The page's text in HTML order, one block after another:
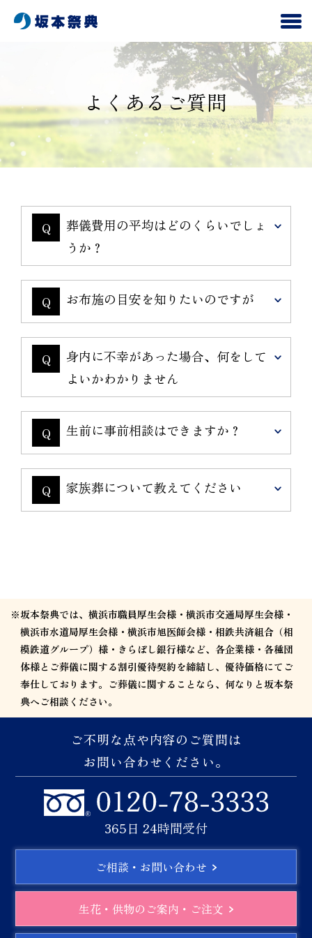
よくあるご質問
Q
葬儀費用の平均はどのくらいでしょ
うか？
Q お布施の目安を知りたいのですが
Q
身内に不幸があった場合、何をして
よいかわかりません
Q 生前に事前相談はできますか？
Q 家族葬について教えてください
※坂本祭典では、横浜市職員厚生会様・横浜市交通局厚生会様・
横浜市水道局厚生会様・横浜市旭医師会様・相鉄共済組合（相
模鉄道グループ）様・きらぼし銀行様など、各企業様・各種団
体様とご葬儀に関する割引優待契約を締結し、優待価格にてご
奉仕しております。ご葬儀に関することなら、何なりと坂本祭
典へご相談ください。
ご不明な点や内容のご質問は
お問い合わせください。
365日 24時間受付
ご相談・お問い合わせ
生花・供物のご案内・ご注文